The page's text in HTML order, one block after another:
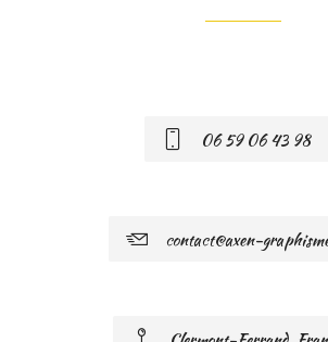
06 59 06 43 98
contact@axen-